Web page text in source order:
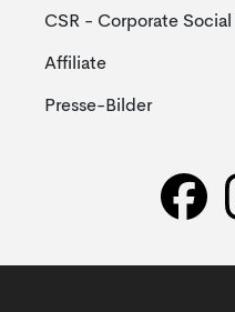
CSR - Corporate
Affiliate
Presse-Bilder